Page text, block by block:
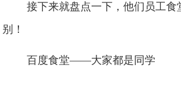
接下来就盘点一下，他们员工食
别！
百度食堂——大家都是同学